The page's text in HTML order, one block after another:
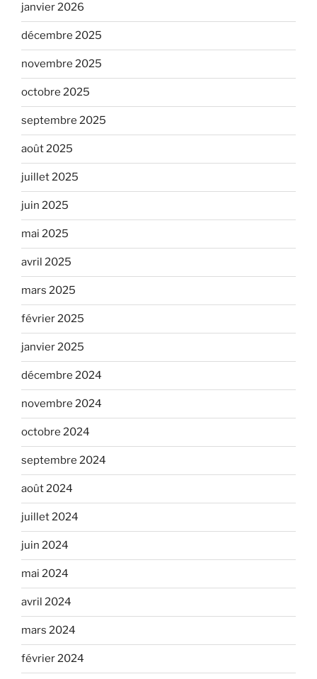
janvier 2026
décembre 2025
novembre 2025
octobre 2025
septembre 2025
août 2025
juillet 2025
juin 2025
mai 2025
avril 2025
mars 2025
février 2025
janvier 2025
décembre 2024
novembre 2024
octobre 2024
septembre 2024
août 2024
juillet 2024
juin 2024
mai 2024
avril 2024
mars 2024
février 2024